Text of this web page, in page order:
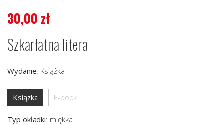
30,00 zł
Szkarłatna litera
Wydanie: Książka
Książka E-book
Typ okładki: miękka